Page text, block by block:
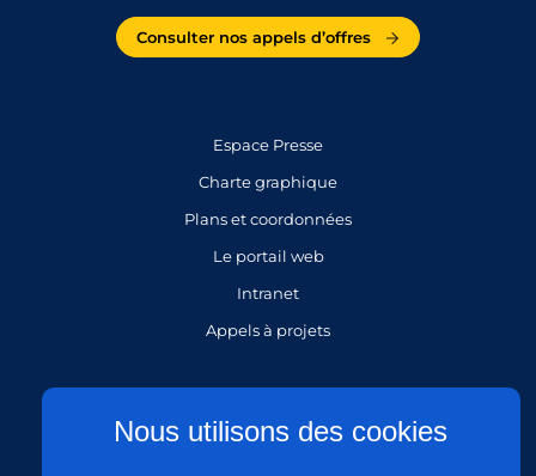
Consulter nos appels d’offres
Espace Presse
Charte graphique
Plans et coordonnées
Le portail web
Intranet
Appels à projets
Nous utilisons des cookies